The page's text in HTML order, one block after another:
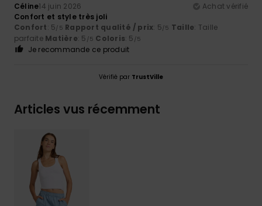
Céline14 juin 2026
Achat vérifié
Confort et style très joli
Confort: 5/5 Rapport qualité / prix: 5/5 Taille: Taille
parfaite Matière: 5 /5 Coloris: 5 /5
Je recommande ce produit
Vérifié par TrustVille
Articles vus récemment